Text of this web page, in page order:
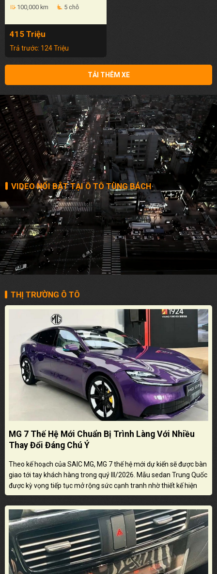
edit_road 100,000 km airline_seat_recline_extra 5 chỗ
415 Triệu
Trả trước: 124 Triệu
TẢI THÊM XE
VIDEO NỔI BẬT TẠI Ô TÔ TÙNG BÁCH
THỊ TRƯỜNG Ô TÔ
MG 7 Thế Hệ Mới Chuẩn Bị Trình Làng Với Nhiều
Thay Đổi Đáng Chú Ý
Theo kế hoạch của SAIC MG, MG 7 thế hệ mới dự kiến sẽ được bàn
giao tới tay khách hàng trong quý III/2026. Mẫu sedan Trung Quốc
được kỳ vọng tiếp tục mở rộng sức cạnh tranh nhờ thiết kế hiện
đại, trang bị nâng cấp và định hướng tiếp cận nhóm khách hàng
trẻ.